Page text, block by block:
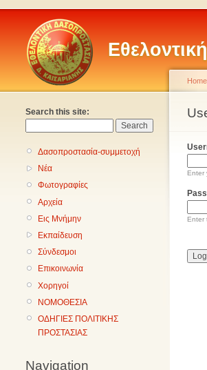
Search this site:
Δασοπροστασία-συμμετοχή
Νέα
Φωτογραφίες
Αρχεία
Εις Μνήμην
Εκπαίδευση
Σύνδεσμοι
Επικοινωνία
Χορηγοί
ΝΟΜΟΘΕΣΙΑ
ΟΔΗΓΙΕΣ ΠΟΛΙΤΙΚΗΣ
ΠΡΟΣΤΑΣΙΑΣ
Navigation
Home
Enter
Enter